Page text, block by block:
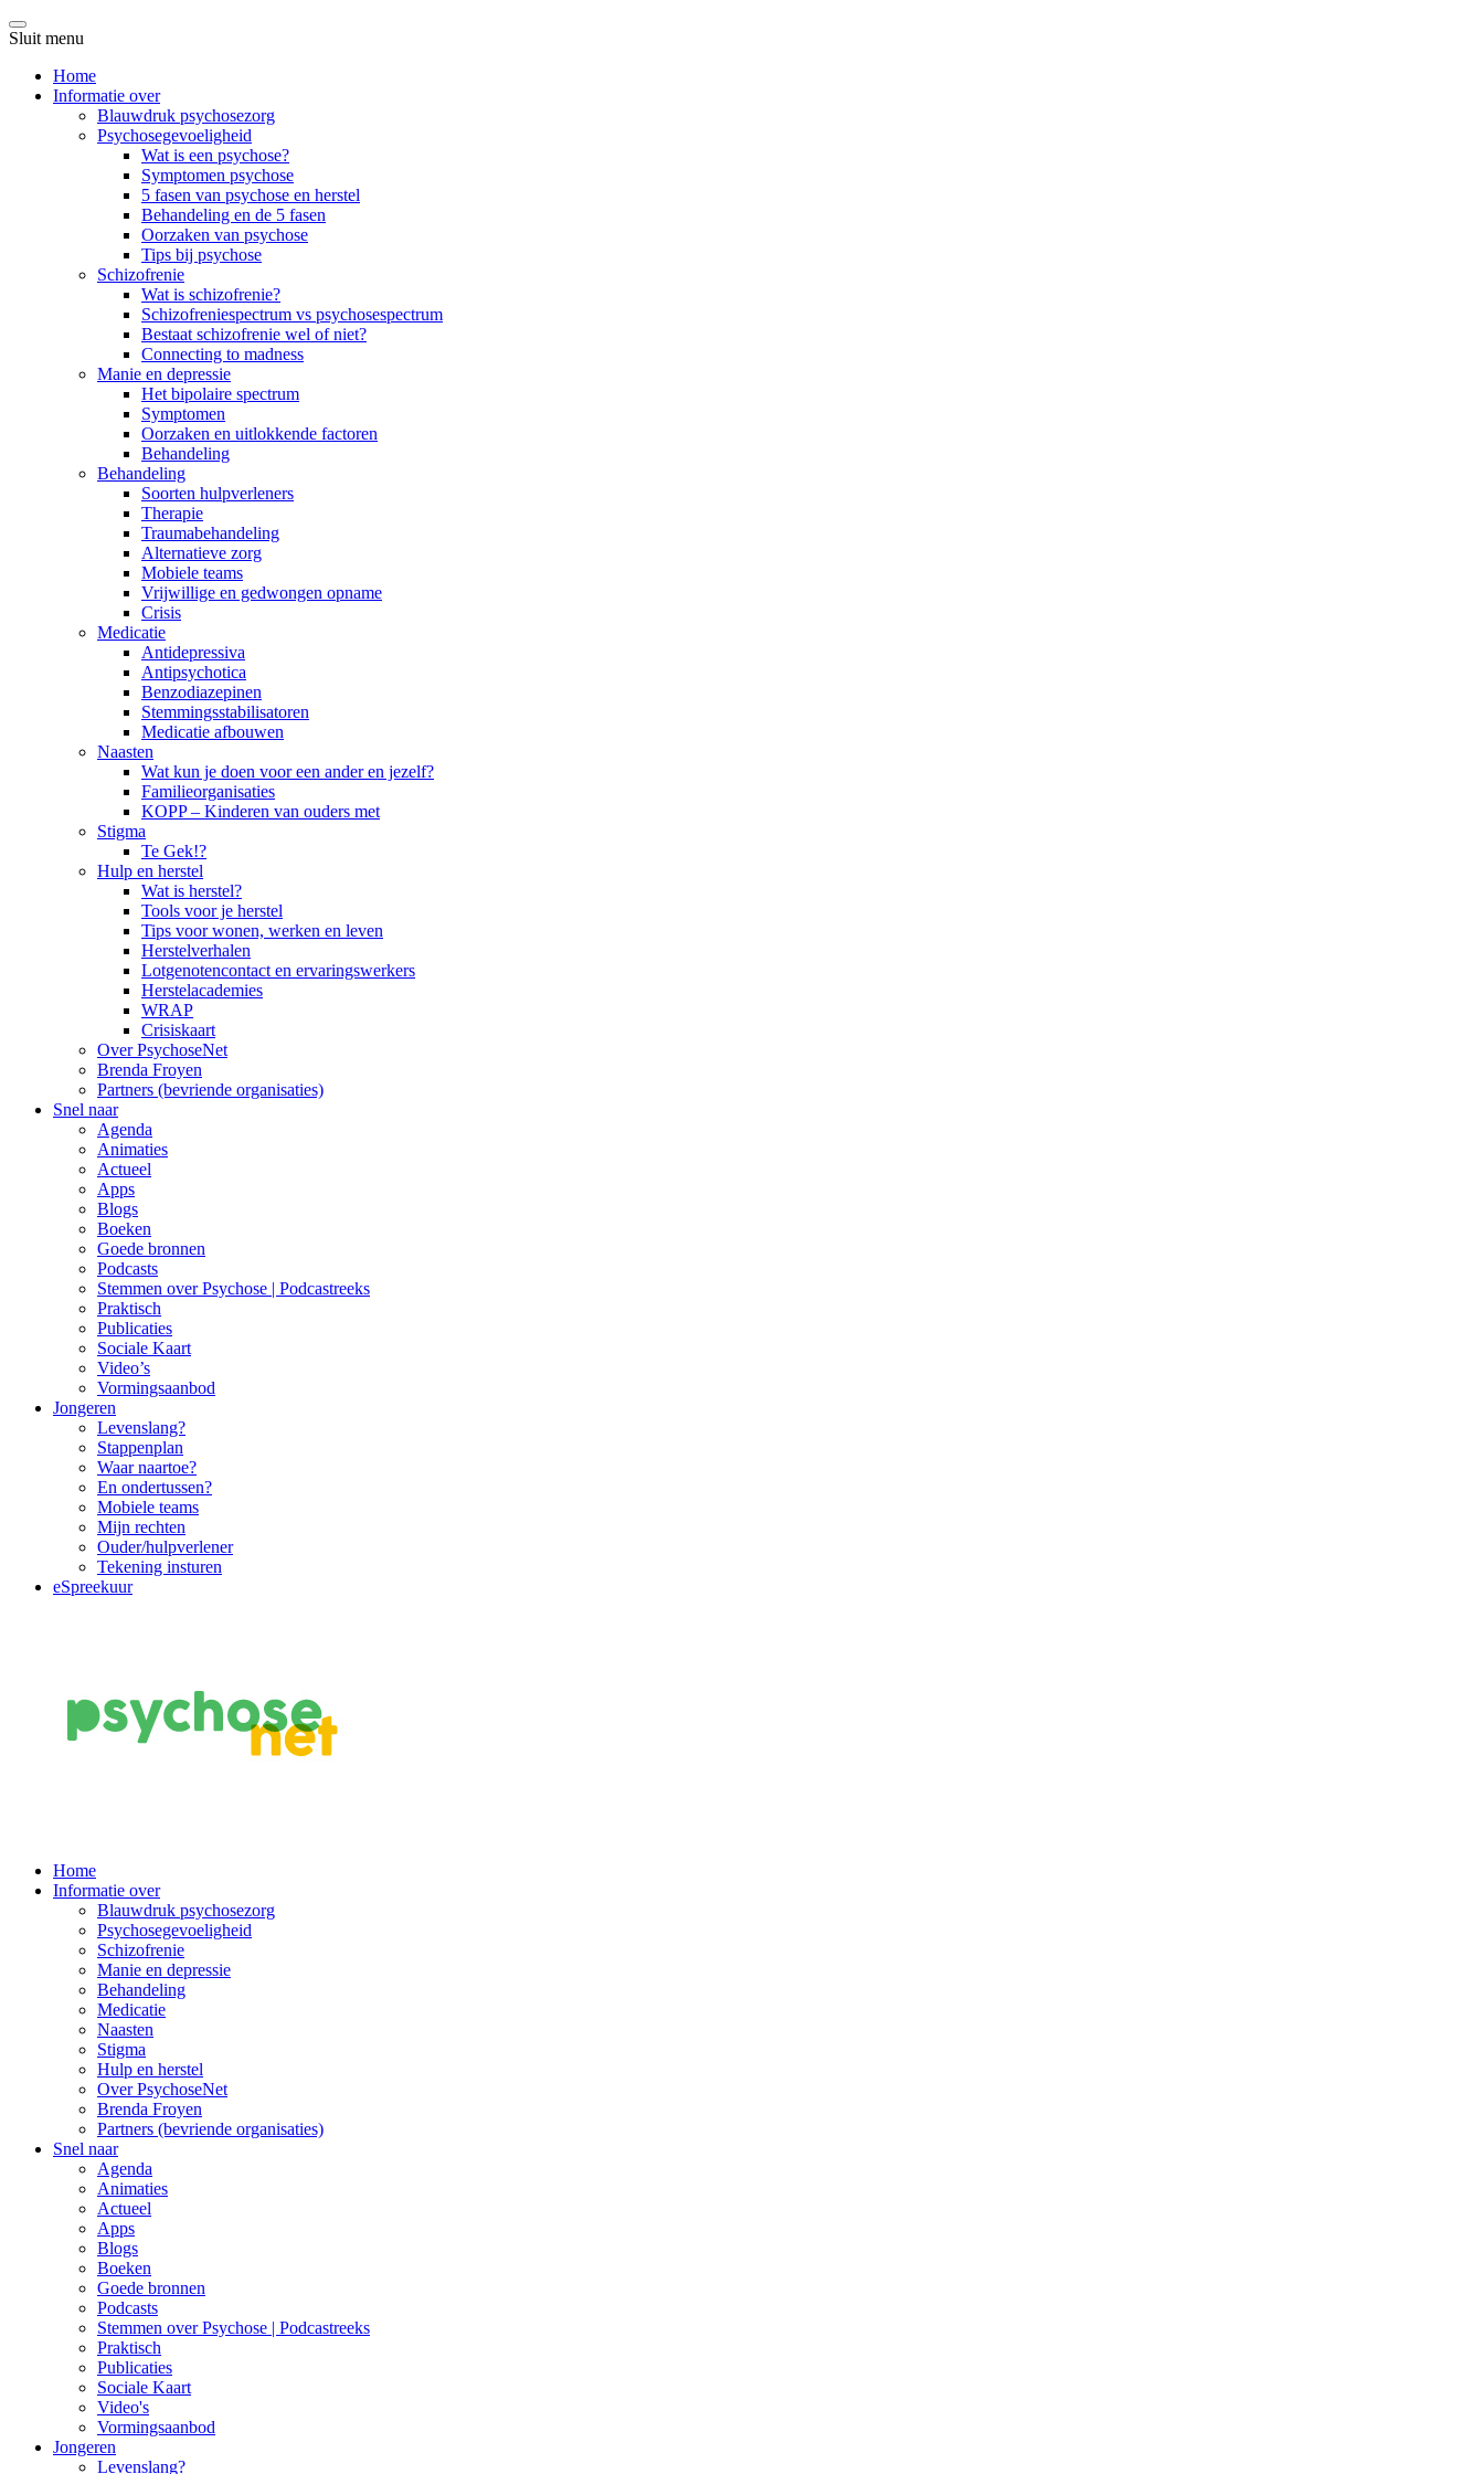
Sluit menu
Home
Informatie over
Blauwdruk psychosezorg
Psychosegevoeligheid
Wat is een psychose?
Symptomen psychose
5 fasen van psychose en herstel
Behandeling en de 5 fasen
Oorzaken van psychose
Tips bij psychose
Schizofrenie
Wat is schizofrenie?
Schizofreniespectrum vs psychosespectrum
Bestaat schizofrenie wel of niet?
Connecting to madness
Manie en depressie
Het bipolaire spectrum
Symptomen
Oorzaken en uitlokkende factoren
Behandeling
Behandeling
Soorten hulpverleners
Therapie
Traumabehandeling
Alternatieve zorg
Mobiele teams
Vrijwillige en gedwongen opname
Crisis
Medicatie
Antidepressiva
Antipsychotica
Benzodiazepinen
Stemmingsstabilisatoren
Medicatie afbouwen
Naasten
Wat kun je doen voor een ander en jezelf?
Familieorganisaties
KOPP – Kinderen van ouders met
Stigma
Te Gek!?
Hulp en herstel
Wat is herstel?
Tools voor je herstel
Tips voor wonen, werken en leven
Herstelverhalen
Lotgenotencontact en ervaringswerkers
Herstelacademies
WRAP
Crisiskaart
Over PsychoseNet
Brenda Froyen
Partners (bevriende organisaties)
Snel naar
Agenda
Animaties
Actueel
Apps
Blogs
Boeken
Goede bronnen
Podcasts
Stemmen over Psychose | Podcastreeks
Praktisch
Publicaties
Sociale Kaart
Video’s
Vormingsaanbod
Jongeren
Levenslang?
Stappenplan
Waar naartoe?
En ondertussen?
Mobiele teams
Mijn rechten
Ouder/hulpverlener
Tekening insturen
eSpreekuur
Main
Navigation
Home
Informatie over
Blauwdruk psychosezorg
Psychosegevoeligheid
Schizofrenie
Manie en depressie
Behandeling
Medicatie
Naasten
Stigma
Hulp en herstel
Over PsychoseNet
Brenda Froyen
Partners (bevriende organisaties)
Snel naar
Agenda
Animaties
Actueel
Apps
Blogs
Boeken
Goede bronnen
Podcasts
Stemmen over Psychose | Podcastreeks
Praktisch
Publicaties
Sociale Kaart
Video's
Vormingsaanbod
Jongeren
Levenslang?